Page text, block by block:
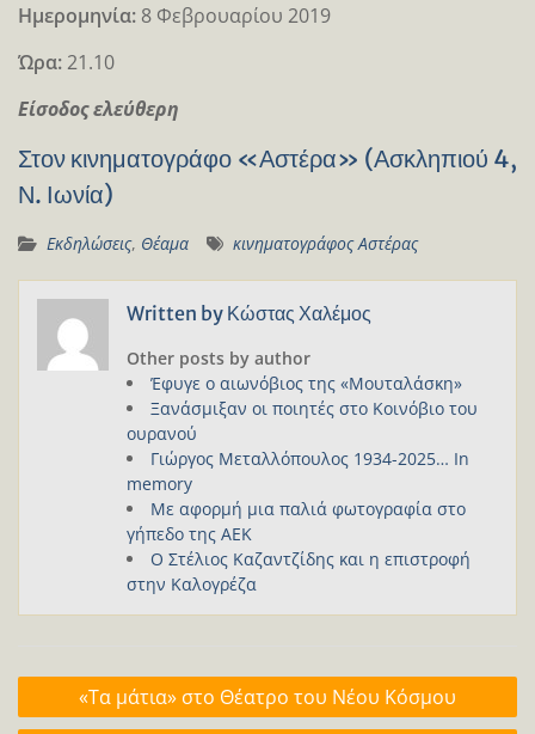
Ημερομηνία: 8 Φεβρουαρίου 2019
Ώρα:21.10
Είσοδος ελεύθερη
Στον κινηματογράφο «Αστέρα» (Ασκληπιού 4,
Ν. Ιωνία)
Εκδηλώσεις, Θέαμα κινηματογράφος Αστέρας
Written by Κώστας Χαλέμος
Other posts by author
Έφυγε ο αιωνόβιος της «Μουταλάσκη»
Ξανάσμιξαν οι ποιητές στο Κοινόβιο του
ουρανού
Γιώργος Μεταλλόπουλος 1934-2025… In
memory
Με αφορμή μια παλιά φωτογραφία στο
γήπεδο της ΑΕΚ
Ο Στέλιος Καζαντζίδης και η επιστροφή
στην Καλογρέζα
Πλοήγηση
άρθρων
«Τα μάτια» στο Θέατρο του Νέου Κόσμου